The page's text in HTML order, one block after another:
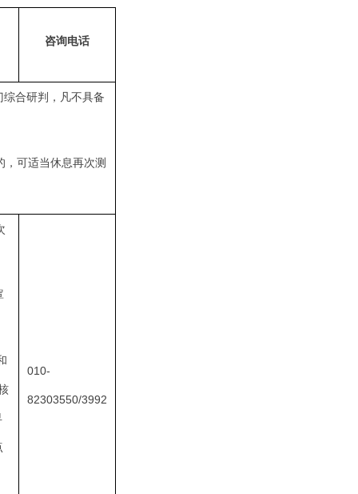
咨询电话
合研判，凡不具备
可适当休息再次测
010-
82303550/3992